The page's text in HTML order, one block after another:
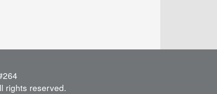
rights reserved.